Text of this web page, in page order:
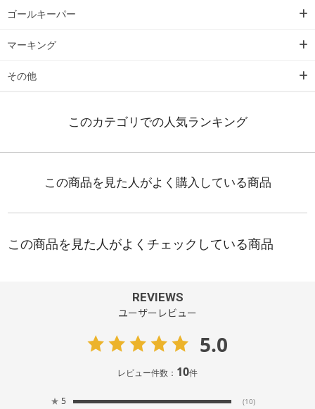
ゴールキーパー
マーキング
その他
REVIEWS
ユーザーレビュー
5.0
レビュー件数： 10件
★ 5 (10)